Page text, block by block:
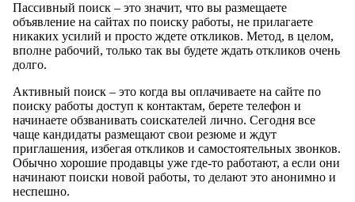
Пассивный поиск – это значит, что вы размещаете
объявление на сайтах по поиску работы, не прилагаете
никаких усилий и просто ждете откликов. Метод, в целом,
вполне рабочий, только так вы будете ждать откликов очень
долго.
Активный поиск – это когда вы оплачиваете на сайте по
поиску работы доступ к контактам, берете телефон и
начинаете обзванивать соискателей лично. Сегодня все
чаще кандидаты размещают свои резюме и ждут
приглашения, избегая откликов и самостоятельных звонков.
Обычно хорошие продавцы уже где-то работают, а если они
начинают поиски новой работы, то делают это анонимно и
неспешно.